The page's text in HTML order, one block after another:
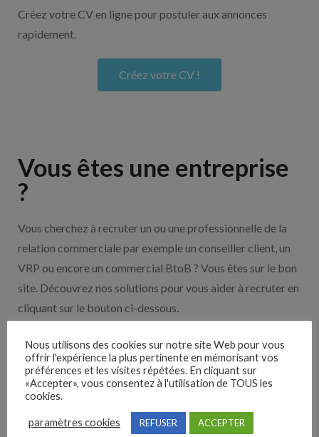
Créez votre CV en ligne pour postuler aux annonces
rapidement.
Créez votre CV !
Vous êtes une entreprise
?
Vous cherchez à recruter un ou une professionnelle de la
relation commerciale par exemple un conseiller client, un
VRP ou encore un commercial BtoB ? Vous êtes sur le bon
site. Découvrez nos solutions pour vous aider à recruter en
cliquant sur le bouton ci-dessous.
Nos solutions entreprises
Découvrez nos partenaires ! Moteurs de recherches,
multidiffuseurs, sites payant… nombreux sont nos
partenaires. Si vous travaillez avec un ATS nous avons
Nous utilisons des cookies sur notre site Web pour vous
offrir l'expérience la plus pertinente en mémorisant vos
préférences et les visites répétées. En cliquant sur
«Accepter», vous consentez à l'utilisation de TOUS les
cookies.
paramètres cookies REFUSER ACCEPTER